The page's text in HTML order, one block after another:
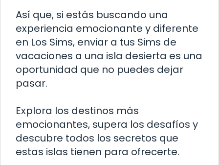
Así que, si estás buscando una
experiencia emocionante y diferente
en Los Sims, enviar a tus Sims de
vacaciones a una isla desierta es una
oportunidad que no puedes dejar
pasar.
Explora los destinos más
emocionantes, supera los desafíos y
descubre todos los secretos que
estas islas tienen para ofrecerte.